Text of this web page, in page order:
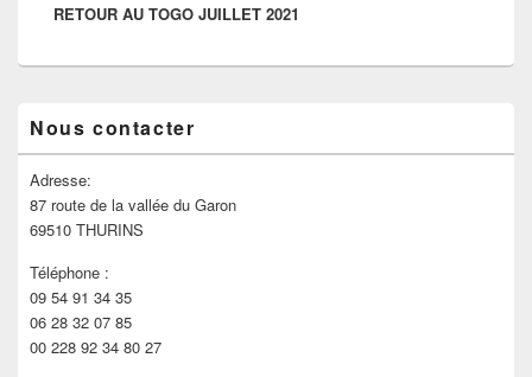
RETOUR AU TOGO JUILLET 2021
Nous contacter
Adresse:
87 route de la vallée du Garon
69510 THURINS
Téléphone :
09 54 91 34 35
06 28 32 07 85
00 228 92 34 80 27